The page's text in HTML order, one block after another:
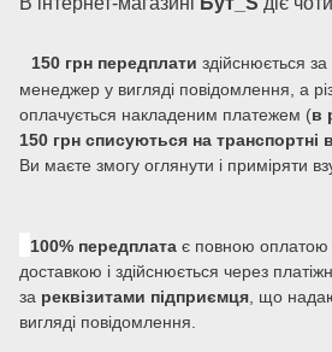
150 грн передплати здійснюється
менеджер у вигляді повідомлення, а
оплачується накладеним платежем (в
150 грн списуються на транспортні
Ви маєте змогу оглянути і приміряти
100% передплата є повною оплатою
доставкою і здійснюється через
за реквізитами підприємця , що
вигляді повідомлення.